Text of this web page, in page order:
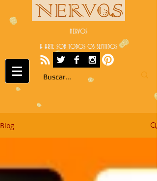
NERVOS
A ARTE SOB TODOS OS SENTIDOS
Blog